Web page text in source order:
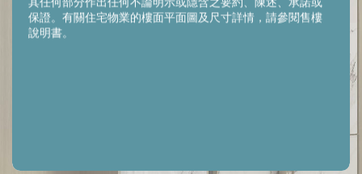
保證。有關住宅物業的樓面平面圖及尺寸詳情，請參閱售樓
說明書。